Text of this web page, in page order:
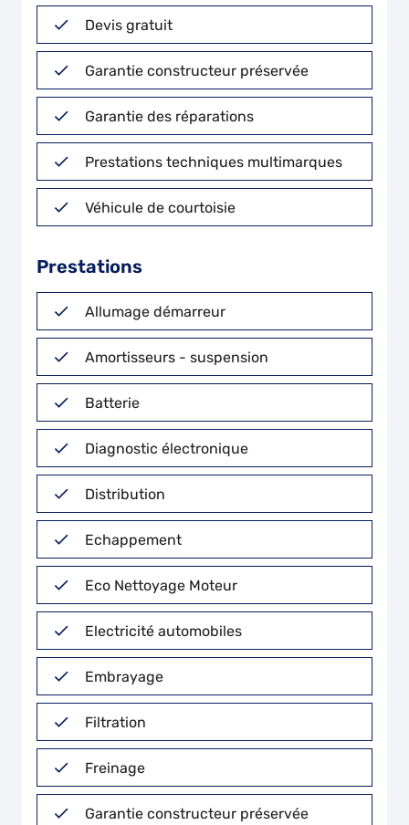
Devis gratuit
Garantie constructeur préservée
Garantie des réparations
Prestations techniques multimarques
Véhicule de courtoisie
Prestations
Allumage démarreur
Amortisseurs - suspension
Batterie
Diagnostic électronique
Distribution
Echappement
Eco Nettoyage Moteur
Electricité automobiles
Embrayage
Filtration
Freinage
Garantie constructeur préservée